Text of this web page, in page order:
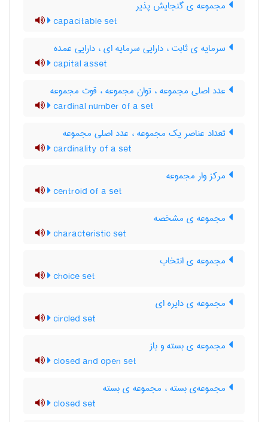
مجموعه ی گنجایش پذیر
capacitable set
سرمایه ی ثابت ، دارایی سرمایه ای ، دارایی عمده
capital asset
عدد اصلی مجموعه ، توان مجموعه ، قوت مجموعه
cardinal number of a set
تعداد عناصر یک مجموعه ، عدد اصلی مجموعه
cardinality of a set
مرکز وار مجموعه
centroid of a set
مجموعه ی مشخصه
characteristic set
مجموعه ی انتخاب
choice set
مجموعه ی دایره ای
circled set
مجموعه ی بسته و باز
closed and open set
مجموعه‌ی بسته ، مجموعه ی بسته
closed set